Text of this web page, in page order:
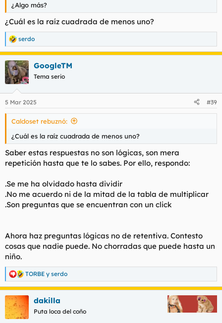
¿Algo más?
¿Cuál es la raíz cuadrada de menos uno?
R
e
a
c
c
i
e
s
serdo
GoogleTM
Tema serio
5 Mar 2025 #39
Caldoset rebuznó:
¿Cuál es la raíz cuadrada de menos uno?
Saber estas respuestas no son lógicas, son mera
repetición hasta que te lo sabes. Por ello, respondo:
.Se me ha olvidado hasta dividir
.No me acuerdo ni de la mitad de la tabla de multiplicar
.Son preguntas que se encuentran con un click
Ahora haz preguntas lógicas no de retentiva. Contesto
cosas que nadie puede. No chorradas que puede hasta un
niño.
R
e
a
c
c
i
TORBE y serdo
dakilla
Puta loca del coño